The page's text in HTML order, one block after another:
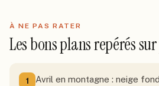
À NE PAS RATER
Les bons plans repérés
1
Avril en montagne : neige